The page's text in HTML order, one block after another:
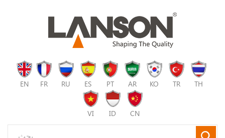
EN FR RU ES PT AR KO TR TH
VI ID CN